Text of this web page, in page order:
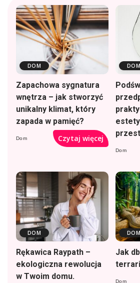
DOM
Zapachowa sygnatura
wnętrza – jak stworzyć
unikalny klimat, który
zapada w pamięć?
Dom Czytaj więcej
DOM
Dom
DOM
Rękawica Raypath –
ekologiczna rewolucja
w Twoim domu.
DOM
Jak
Dom